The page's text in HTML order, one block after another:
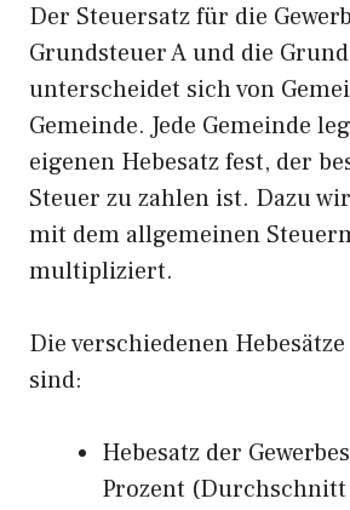
Der Steuersatz für die
Grundsteuer A und die
unterscheidet sich von
Gemeinde. Jede Gemeinde
eigenen Hebesatz fest, der
Steuer zu zahlen ist. Dazu
mit dem allgemeinen
multipliziert.
Die verschiedenen
sind:
Hebesatz der
Prozent